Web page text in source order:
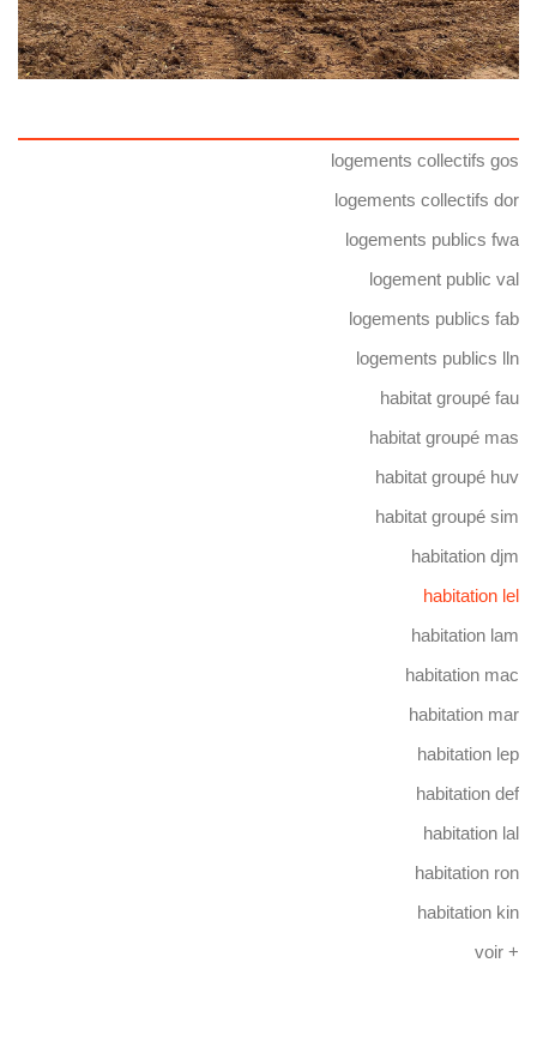
logements collectifs gos
logements collectifs dor
logements publics fwa
logement public val
logements publics fab
logements publics lln
habitat groupé fau
habitat groupé mas
habitat groupé huv
habitat groupé sim
habitation djm
habitation lel
habitation lam
habitation mac
habitation mar
habitation lep
habitation def
habitation lal
habitation ron
habitation kin
voir +